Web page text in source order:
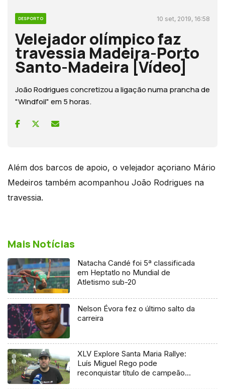
DESPORTO 10 set, 2019, 16:58
Velejador olímpico faz
travessia Madeira-Porto
Santo-Madeira [Vídeo]
João Rodrigues concretizou a ligação numa prancha de
"Windfoil" em 5 horas.
Além dos barcos de apoio, o velejador açoriano Mário
Medeiros também acompanhou João Rodrigues na
travessia.
Mais Notícias
Natacha Candé foi 5ª classificada
em Heptatlo no Mundial de
Atletismo sub-20
Nelson Évora fez o último salto da
carreira
XLV Explore Santa Maria Rallye:
Luís Miguel Rego pode
reconquistar título de campeão